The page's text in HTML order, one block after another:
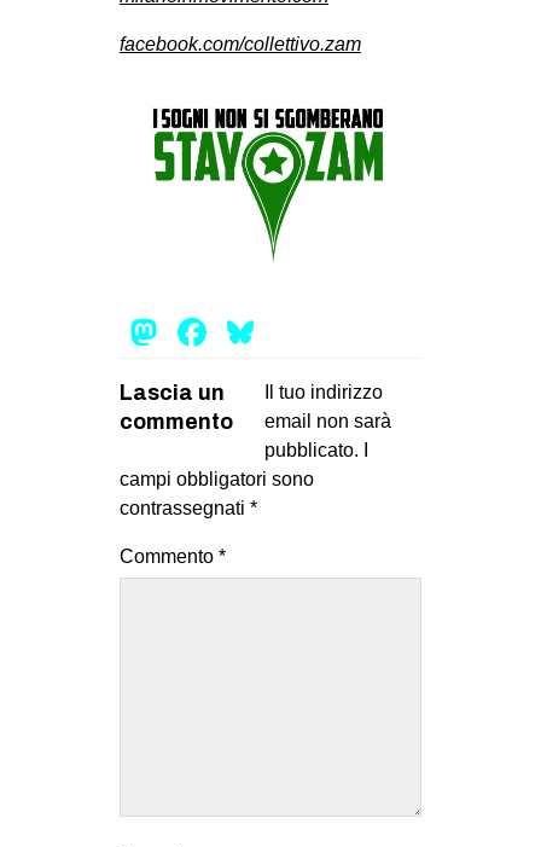
facebook.com/collettivo.zam
Mastodon
Facebook
Lascia un
commento
Il tuo indirizzo
email non sarà
pubblicato.
campi obbligatori sono
contrassegnati *
Commento *